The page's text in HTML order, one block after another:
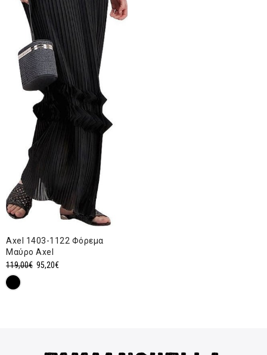
Axel 1403-1122 Φόρεμα
Μαύρο Axel
119,00€ Original
95,20€Η